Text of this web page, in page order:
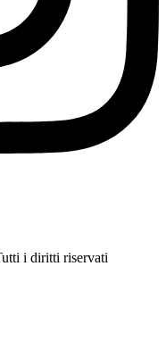
i diritti riservati